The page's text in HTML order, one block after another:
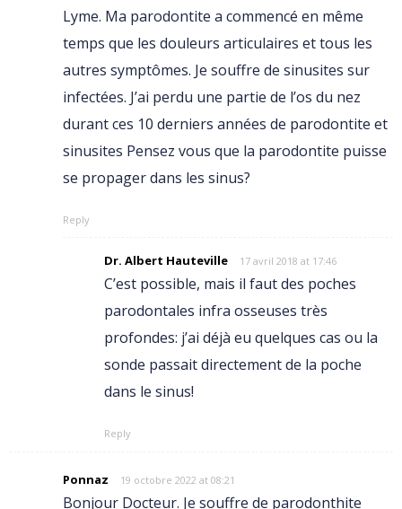
Lyme. Ma parodontite a commencé en même
temps que les douleurs articulaires et tous les
autres symptômes. Je souffre de sinusites sur
infectées. J’ai perdu une partie de l’os du nez
durant ces 10 derniers années de parodontite et
sinusites Pensez vous que la parodontite puisse
se propager dans les sinus?
Reply
Dr. Albert Hauteville 17 avril 2018 at 17:46
C’est possible, mais il faut des poches
parodontales infra osseuses très
profondes: j’ai déjà eu quelques cas ou la
sonde passait directement de la poche
dans le sinus!
Reply
Ponnaz 19 octobre 2022 at 08:21
Bonjour Docteur. Je souffre de parodonthite